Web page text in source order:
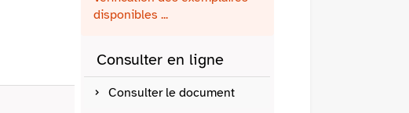
disponibles ...
Consulter en ligne
Consulter le document